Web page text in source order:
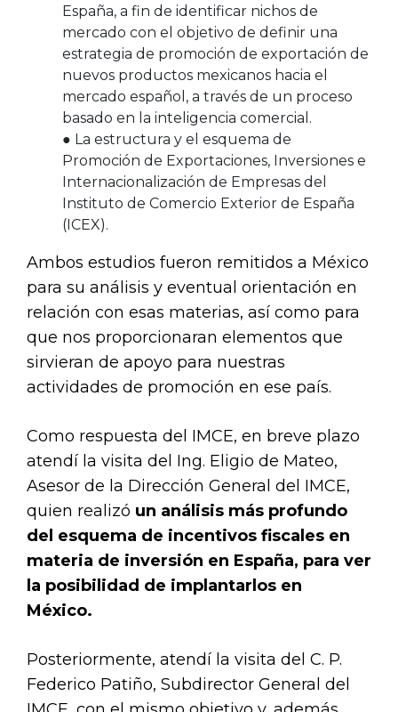
España, a fin de identificar nichos de
mercado con el objetivo de definir una
estrategia de promoción de exportación de
nuevos productos mexicanos hacia el
mercado español, a través de un proceso
basado en la inteligencia comercial.
● La estructura y el esquema de
Promoción de Exportaciones, Inversiones e
Internacionalización de Empresas del
Instituto de Comercio Exterior de España
(ICEX).
Ambos estudios fueron remitidos a México
para su análisis y eventual orientación en
relación con esas materias, así como para
que nos proporcionaran elementos que
sirvieran de apoyo para nuestras
actividades de promoción en ese país.
Como respuesta del IMCE, en breve plazo
atendí la visita del Ing. Eligio de Mateo,
Asesor de la Dirección General del IMCE,
quien realizó un análisis más profundo
del esquema de incentivos fiscales en
materia de inversión en España, para ver
la posibilidad de implantarlos en
México.
Posteriormente, atendí la visita del C. P.
Federico Patiño, Subdirector General del